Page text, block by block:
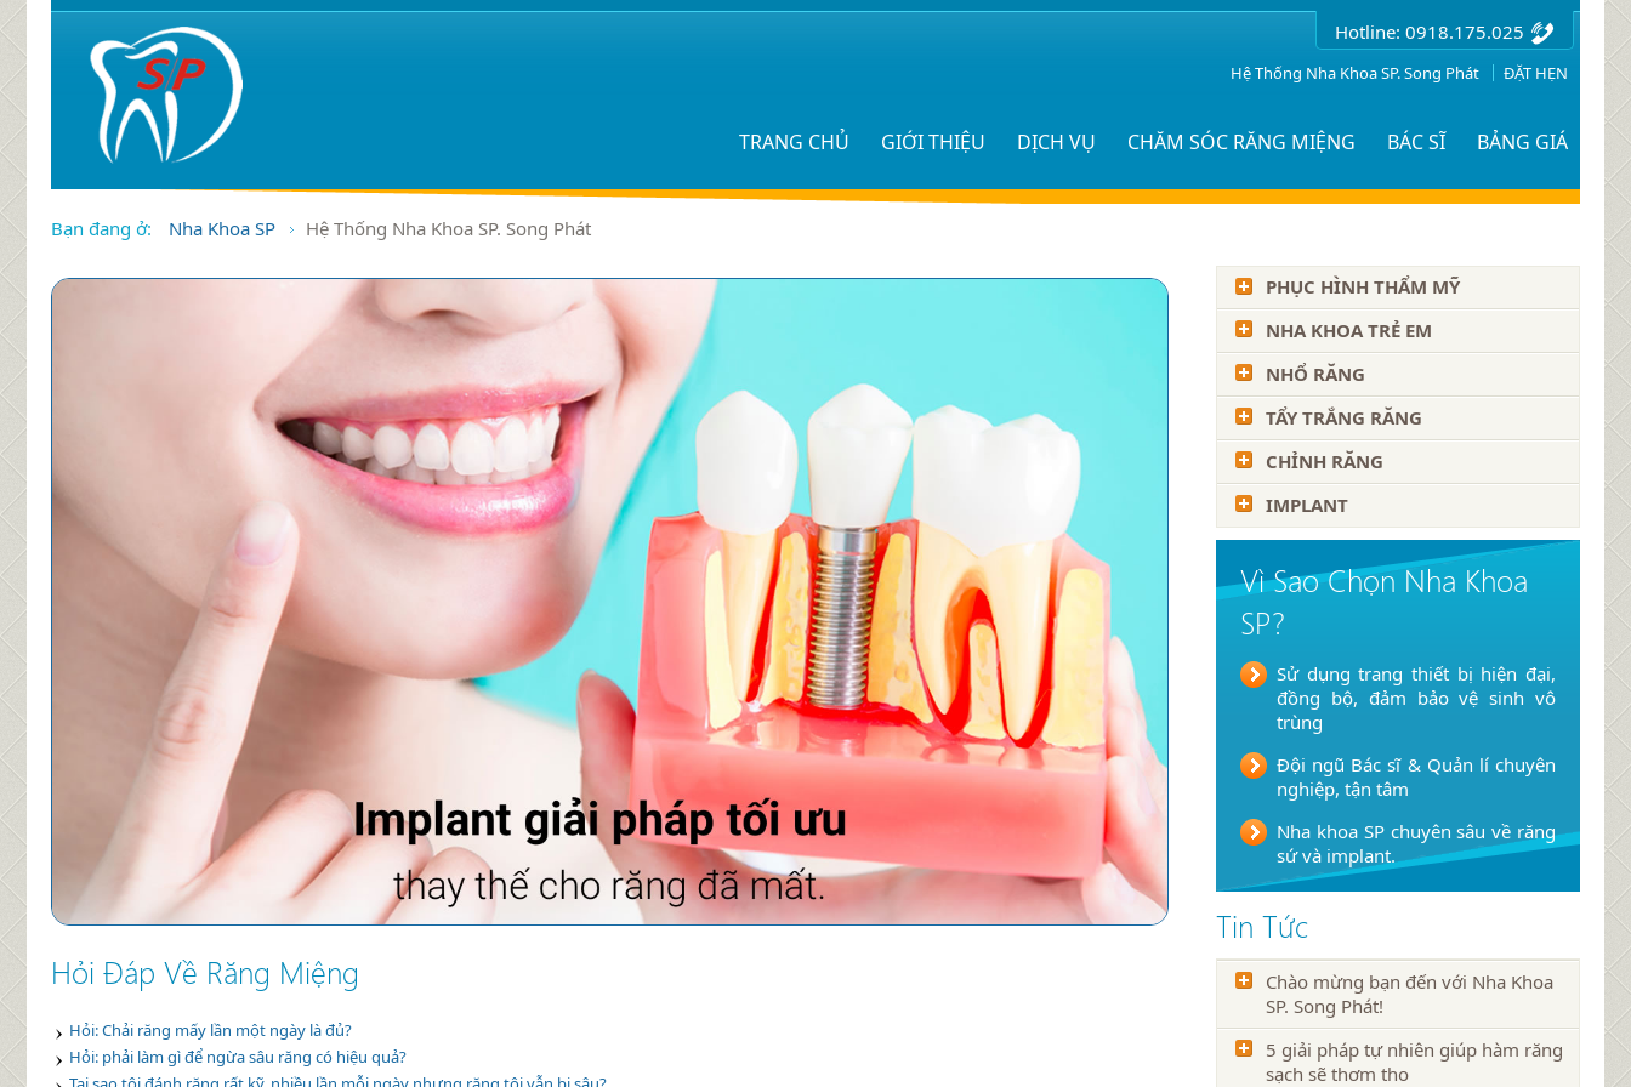
Hotline: 0918.175.025
Hệ Thống Nha Khoa SP. Song Phát ĐẶT HẸN
TRANG CHỦ GIỚI THIỆU DỊCH VỤ CHĂM SÓC RĂNG MIỆNG BÁC SĨ BẢNG GIÁ
Bạn đang ở: Nha Khoa SP Hệ Thống Nha Khoa SP. Song Phát
PHỤC HÌNH THẨM MỸ
NHA KHOA TRẺ EM
NHỔ RĂNG
TẨY TRẮNG RĂNG
CHỈNH RĂNG
IMPLANT
Vì Sao Chọn Nha Khoa
SP?
Sử dụng trang thiết bị hiện đại,
đồng bộ, đảm bảo vệ sinh vô
trùng
Đội ngũ Bác sĩ & Quản lí chuyên
nghiệp, tận tâm
Nha khoa SP chuyên sâu về răng
sứ và implant.
Tin Tức
Chào mừng bạn đến với Nha Khoa
SP. Song Phát!
5 giải pháp tự nhiên giúp hàm răng
sạch sẽ thơm tho
Hỏi Đáp Về Răng Miệng
Hỏi: Chải răng mấy lần một ngày là đủ?
Hỏi: phải làm gì để ngừa sâu răng có hiệu quả?